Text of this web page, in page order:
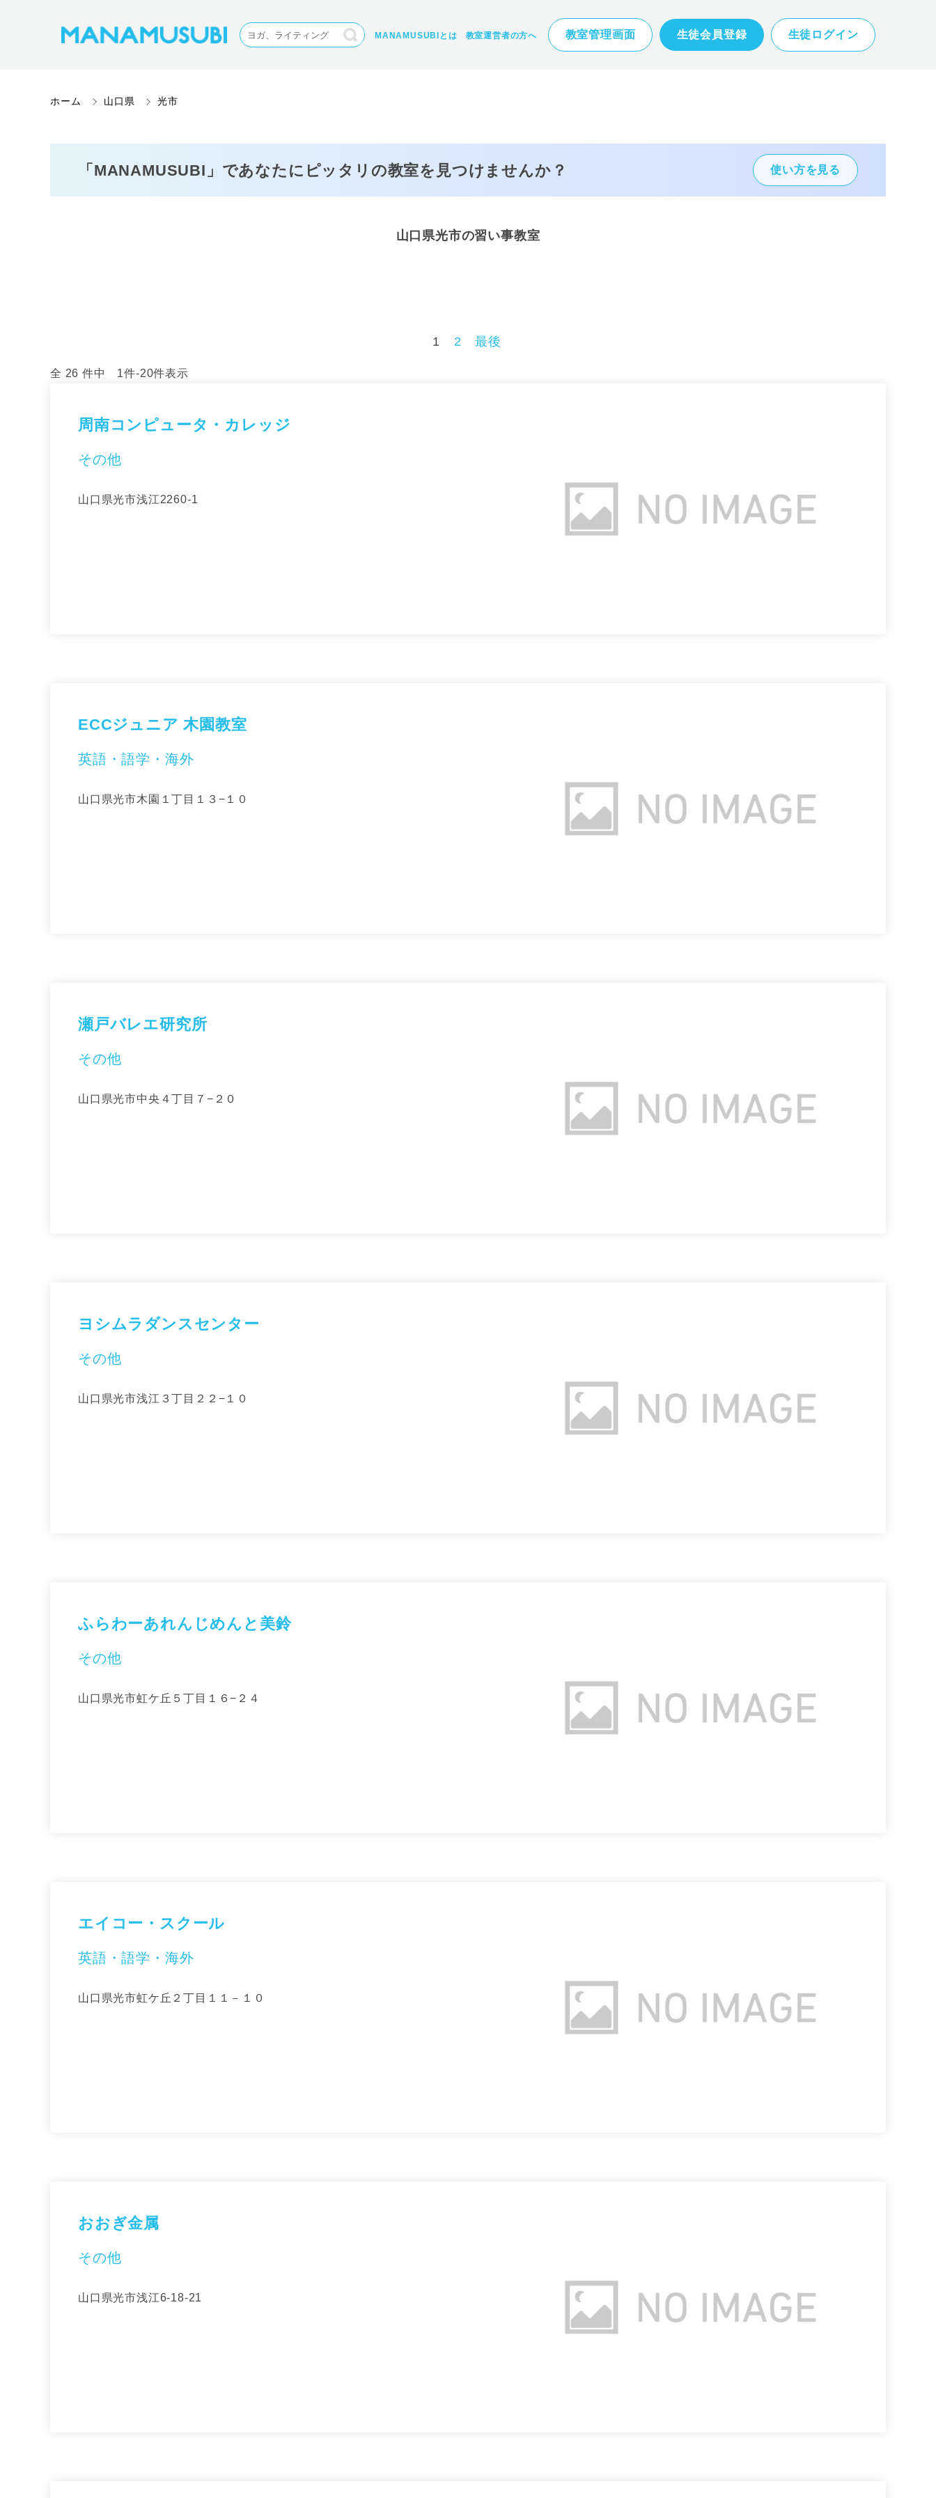
MANAMUSUBIとは 教室運営者の方へ 教室管理画面 生徒会員登録 生徒ログイン
ホーム 山口県 光市
「MANAMUSUBI」であなたにピッタリの教室を見つけませんか？ 使い方を見る
山口県光市の習い事教室
1 2 最後
全 26 件中 1件-20件表示
周南コンピュータ・カレッジ
その他
山口県光市浅江2260-1
ECCジュニア 木園教室
英語・語学・海外
山口県光市木園１丁目１３−１０
瀬戸バレエ研究所
その他
山口県光市中央４丁目７−２０
ヨシムラダンスセンター
その他
山口県光市浅江３丁目２２−１０
ふらわーあれんじめんと美鈴
その他
山口県光市虹ケ丘５丁目１６−２４
エイコー・スクール
英語・語学・海外
山口県光市虹ケ丘２丁目１１－１０
おおぎ金属
その他
山口県光市浅江6-18-21